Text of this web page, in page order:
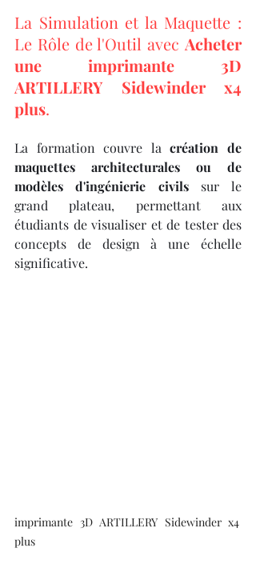
La Simulation et la Maquette :
Le Rôle de l'Outil avec Acheter
une imprimante 3D
ARTILLERY Sidewinder x4
plus.
La formation couvre la création de
maquettes architecturales ou de
modèles d'ingénierie civils sur le
grand plateau, permettant aux
étudiants de visualiser et de tester des
concepts de design à une échelle
significative.
imprimante 3D ARTILLERY Sidewinder x4
plus